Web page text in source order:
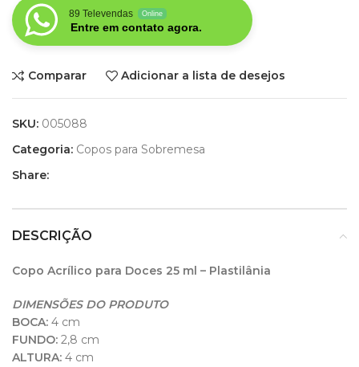
89 Televendas Online
Entre em contato agora.
Comparar Adicionar a lista de desejos
SKU: 005088
Categoria: Copos para Sobremesa
Share:
DESCRIÇÃO
Copo Acrílico para Doces 25 ml – Plastilânia
DIMENSÕES DO PRODUTO
BOCA: 4 cm
FUNDO: 2,8 cm
ALTURA: 4 cm